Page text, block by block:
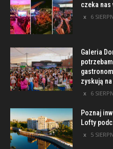
czeka nas
6
Galeria
zyskują
6
Poznaj
Lofty
5